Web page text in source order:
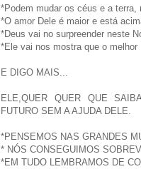
*Podem mudar os céus e a
*O amor Dele é maior e está
*Deus vai no surpreender neste
*Ele vai nos mostra que o melhor
E DIGO MAIS...
ELE,QUER QUER QUE
FUTURO SEM A AJUDA DELE.
*PENSEMOS NAS GRANDES
* NÓS CONSEGUIMOS
*EM TUDO LEMBRAMOS DE